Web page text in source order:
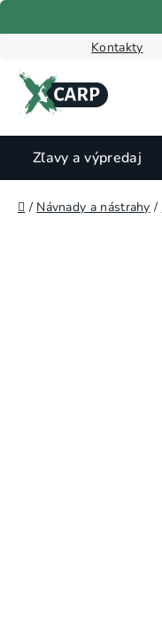
Prejsť
Kontakty
Zľavy a výpredaj
Domov
/ Návnady a nástrahy /